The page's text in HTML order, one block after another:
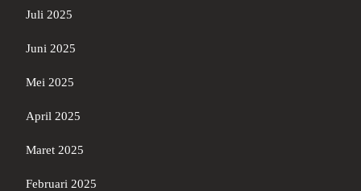
Juli 2025
Juni 2025
Mei 2025
April 2025
Maret 2025
Februari 2025